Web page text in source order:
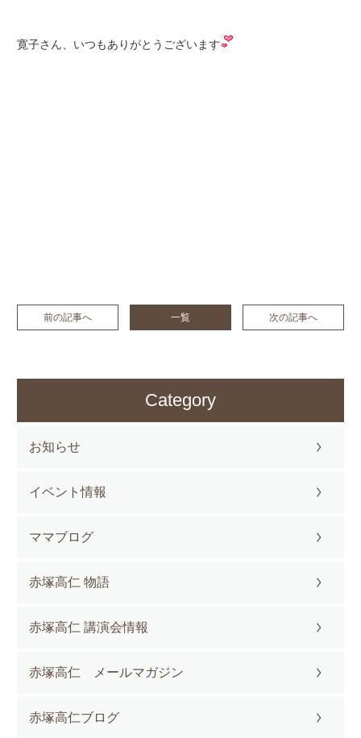
寛子さん、いつもありがとうございます
前の記事へ 一覧 次の記事へ
Category
お知らせ
イベント情報
ママブログ
赤塚高仁 物語
赤塚高仁 講演会情報
赤塚高仁 メールマガジン
赤塚高仁ブログ